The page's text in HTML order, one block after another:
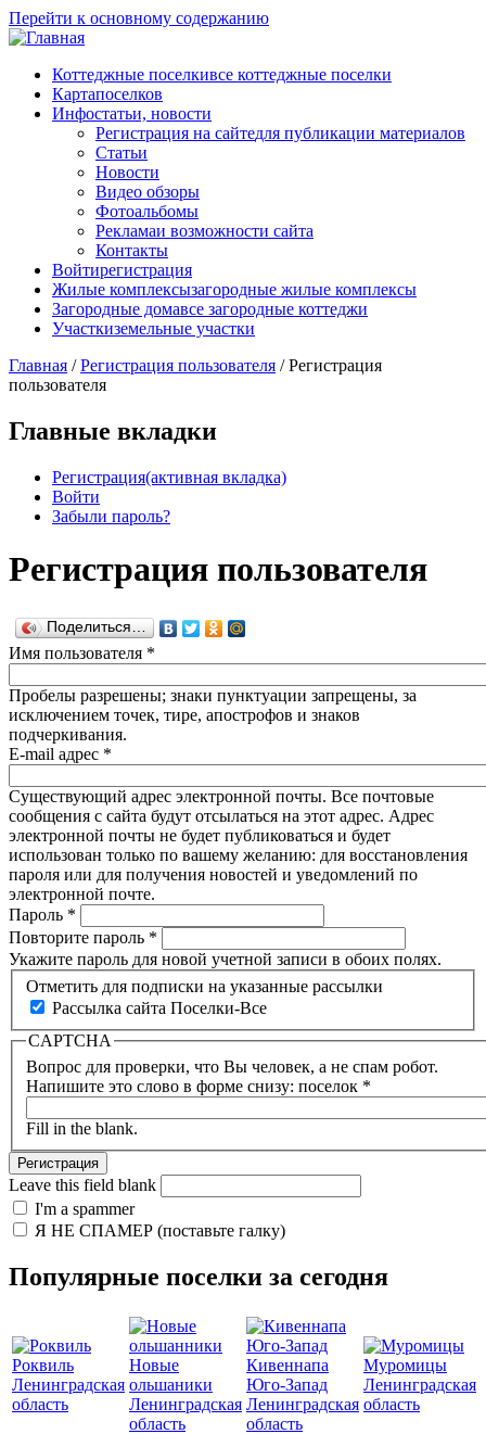
Перейти к основному содержанию
Коттеджные поселкивсе коттеджные поселки
Картапоселков
Инфостатьи, новости
Регистрация на сайтедля публикации материалов
Статьи
Новости
Видео обзоры
Фотоальбомы
Рекламаи возможности сайта
Контакты
Войтирегистрация
Жилые комплексызагородные жилые комплексы
Загородные домавсе загородные коттеджи
Участкиземельные участки
Главная / Регистрация пользователя /Регистрация
пользователя
Главные вкладки
Регистрация(активная вкладка)
Войти
Забыли пароль?
Регистрация пользователя
Поделиться…
Имя пользователя *
Пробелы разрешены; знаки пунктуации запрещены, за
исключением точек, тире, апострофов и знаков
подчеркивания.
E-mail адрес *
Существующий адрес электронной почты. Все почтовые
сообщения с сайта будут отсылаться на этот адрес. Адрес
электронной почты не будет публиковаться и будет
использован только по вашему желанию: для восстановления
пароля или для получения новостей и уведомлений по
электронной почте.
Пароль *
Повторите пароль *
Укажите пароль для новой учетной записи в обоих полях.
Отметить для подписки на указанные рассылки
Рассылка сайта Поселки-Все
CAPTCHA
Вопрос для проверки, что Вы человек, а не спам робот.
Напишите это слово в форме снизу: поселок *
Fill in the blank.
Leave this field blank
I'm a spammer
Я НЕ СПАМЕР (поставьте галку)
Популярные поселки за сегодня
Роквиль
Ленинградская
область
Новые
ольшаники
Ленинградская
область
Кивеннапа
Юго-Запад
Ленинградская
область
Муромицы
Ленинградская
область